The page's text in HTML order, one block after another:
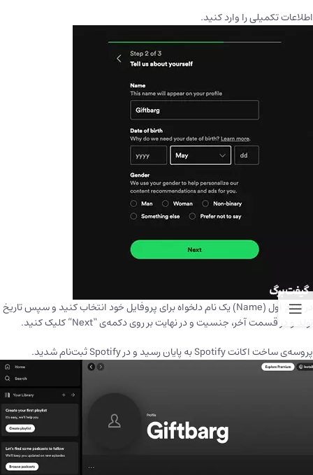
اطلاعات تکمیلی را وارد کنید.
در فیلد اول (Name) یک نام دلخواه برای پروفایل خود انتخاب کنید و سپس تاریخ
تولد و در قسمت آخر، جنسیت و در نهایت بر روی دکمه‌ی “Next” کلیک کنید.
پروسه‌ی ساخت اکانت Spotify به پایان رسید و در Spotify ثبت‌نام شدید.